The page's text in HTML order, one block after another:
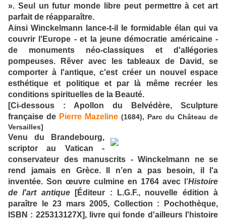
». Seul un futur monde libre peut permettre à cet art
parfait de réapparaître.
Ainsi Winckelmann lance-t-il le formidable élan qui va
couvrir l'Europe - et la jeune démocratie américaine -
de monuments néo-classiques et d'allégories
pompeuses. Rêver avec les tableaux de David, se
comporter à l'antique, c'est créer un nouvel espace
esthétique et politique et par là même recréer les
conditions spirituelles de la Beauté.
[Ci-dessous : Apollon du Belvédère, Sculpture
française de Pierre Mazeline (1684), Parc du Château de
Versailles]
Venu du Brandebourg,
scriptor au Vatican -
conservateur des manuscrits - Winckelmann ne se
rend jamais en Grèce. Il n’en a pas besoin, il l'a
inventée. Son œuvre culmine en 1764 avec l’Histoire
de l'art antique[Éditeur : L.G.F., nouvelle édition à
paraître le 23 mars 2005, Collection : Pochothèque,
ISBN : 225313127X], livre qui fonde d'ailleurs l'histoire